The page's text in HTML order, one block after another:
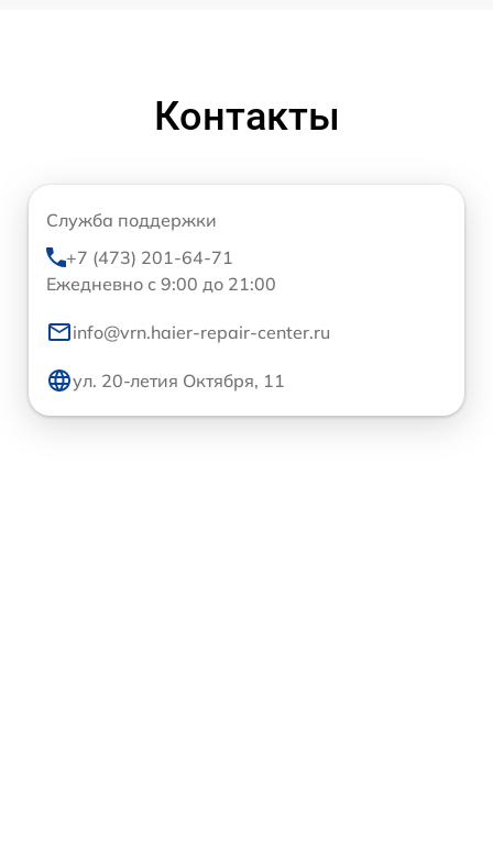
Контакты
Служба поддержки
+7 (473) 201-64-71
Ежедневно с 9:00 до 21:00
info@vrn.haier-repair-center.ru
ул. 20-летия Октября, 11